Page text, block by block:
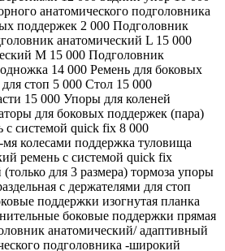
анатомического подголовника
поддержек 2 000 Подголовник
анатомический L 15 000
М 15 000 Подголовник
14 000 Ремень для боковых
стоп 5 000 Стол 15 000
15 000 Упоры для коленей
для боковых поддержек (пара)
системой quick fix 8 000
колесами поддержка туловища
ремень с системой quick fix
для 3 размера) тормоза упоры
с держателями для стоп
поддержки изогнутая планка
боковые поддержки прямая
анатомический/ адаптивный
подголовника -широкий